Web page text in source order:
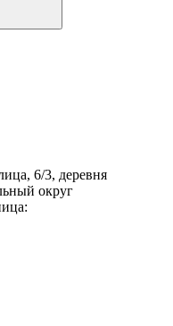
6/3, деревня
округ